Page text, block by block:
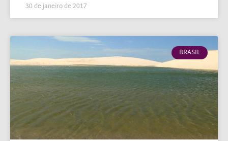
30 de janeiro de 2017
BRASIL